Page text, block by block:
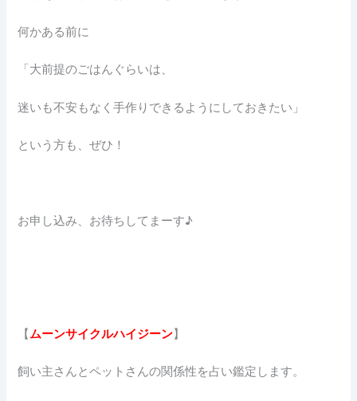
何かある前に
「大前提のごはんぐらいは、
迷いも不安もなく手作りできるようにしておきたい」
という方も、ぜひ！
お申し込み、お待ちしてまーす♪
【ムーンサイクルハイジーン】
飼い主さんとペットさんの関係性を占い鑑定します。